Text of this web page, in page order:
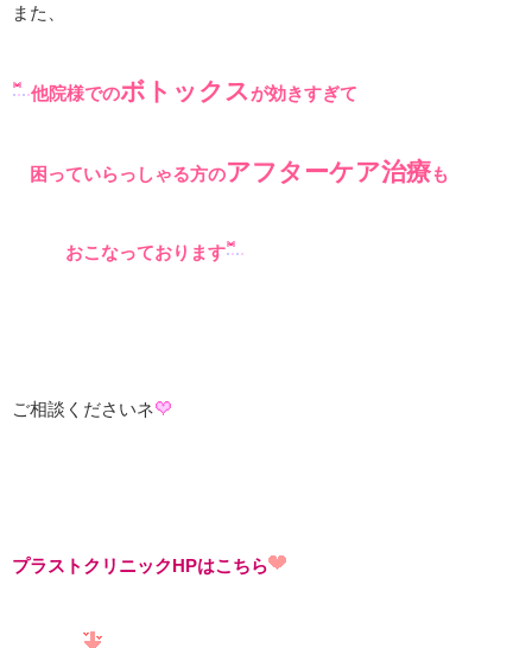
また、
他院様でのボトックスが効きすぎて
困っていらっしゃる方のアフターケア治療も
おこなっております
ご相談くださいネ
プラストクリニックHPはこちら